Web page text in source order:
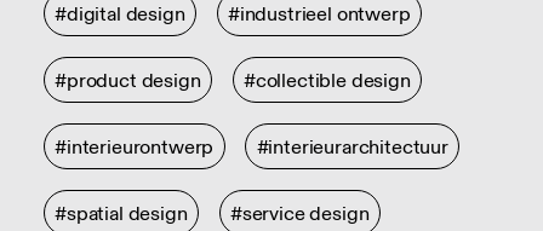
#digital design #industrieel ontwerp
#product design #collectible design
#interieurontwerp #interieurarchitectuur
#spatial design #service design